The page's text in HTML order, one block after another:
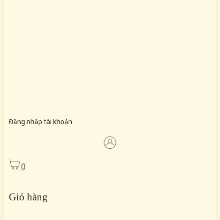
Đăng nhập tài khoản
0
Giỏ hàng